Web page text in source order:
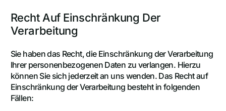
Recht Auf Einschränkung Der
Verarbeitung
Sie haben das Recht, die Einschränkung der Verarbeitung
Ihrer personenbezogenen Daten zu verlangen. Hierzu
können Sie sich jederzeit an uns wenden. Das Recht auf
Einschränkung der Verarbeitung besteht in folgenden
Fällen: